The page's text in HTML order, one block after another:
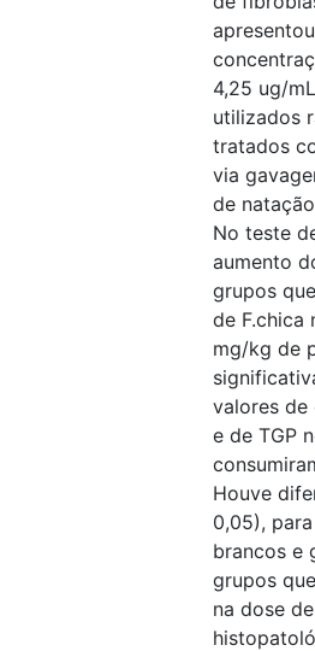
4,25 ug/
utilizados
tratados
via
de
No teste
aumento
grupos
de F.chica
mg/kg de
valores de
e de TGP
Houve
0,05),
brancos e
grupos
na dose